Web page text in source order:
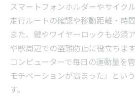
スマートフォンホルダーやサイク
走行ルートの確認や移動距離・時
また、鍵やワイヤーロックも必須
や駅周辺での盗難防止に役立ちま
コンピューターで毎日の運動量を
モチベーションが高まった」とい
す。